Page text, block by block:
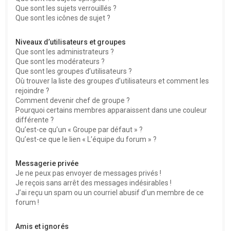
Que sont les sujets verrouillés ?
Que sont les icônes de sujet ?
Niveaux d’utilisateurs et groupes
Que sont les administrateurs ?
Que sont les modérateurs ?
Que sont les groupes d’utilisateurs ?
Où trouver la liste des groupes d’utilisateurs et comment les
rejoindre ?
Comment devenir chef de groupe ?
Pourquoi certains membres apparaissent dans une couleur
différente ?
Qu’est-ce qu’un « Groupe par défaut » ?
Qu’est-ce que le lien « L’équipe du forum » ?
Messagerie privée
Je ne peux pas envoyer de messages privés !
Je reçois sans arrêt des messages indésirables !
J’ai reçu un spam ou un courriel abusif d’un membre de ce
forum !
Amis et ignorés